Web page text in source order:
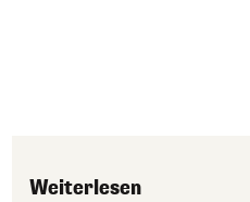
Weiterlesen